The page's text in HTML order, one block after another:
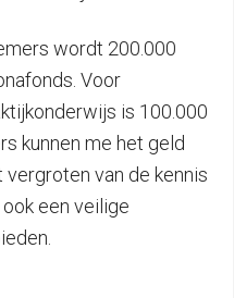
wordt 200.000
Voor
is 100.000
kunnen me het geld
van de kennis
een veilige